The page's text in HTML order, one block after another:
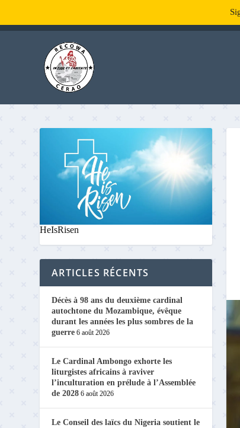
HeIsRisen
ARTICLES RÉCENTS
Décès à 98 ans du deuxième cardinal
autochtone du Mozambique, évêque
durant les années les plus sombres de la
guerre 6 août 2026
Le Cardinal Ambongo exhorte les
liturgistes africains à raviver
l’inculturation en prélude à l’Assemblée
de 2028 6 août 2026
Le Conseil des laïcs du Nigeria soutient le